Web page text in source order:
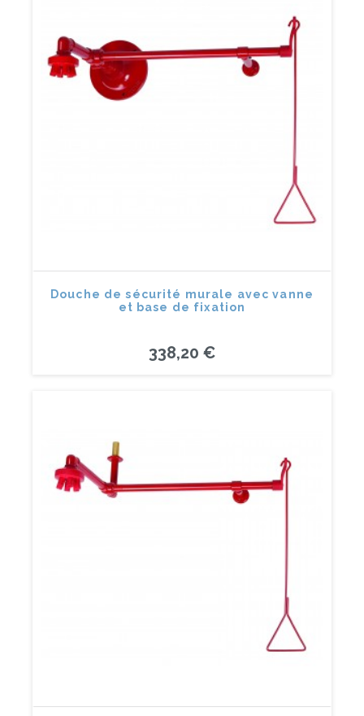
Douche de sécurité murale avec vanne
et base de fixation
338,20 €